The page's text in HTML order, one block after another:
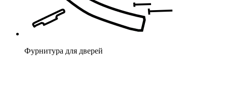
Фурнитура для дверей